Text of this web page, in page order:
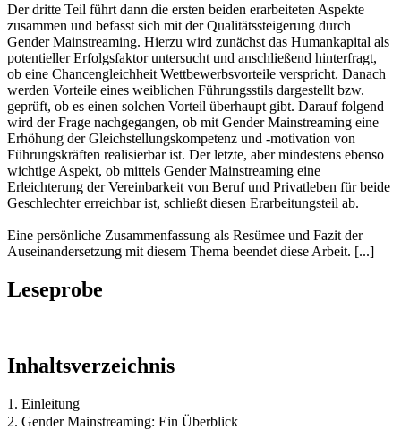
Der dritte Teil führt dann die ersten beiden erarbeiteten Aspekte
zusammen und befasst sich mit der Qualitätssteigerung durch
Gender Mainstreaming. Hierzu wird zunächst das Humankapital als
potentieller Erfolgsfaktor untersucht und anschließend hinterfragt,
ob eine Chancengleichheit Wettbewerbsvorteile verspricht. Danach
werden Vorteile eines weiblichen Führungsstils dargestellt bzw.
geprüft, ob es einen solchen Vorteil überhaupt gibt. Darauf folgend
wird der Frage nachgegangen, ob mit Gender Mainstreaming eine
Erhöhung der Gleichstellungskompetenz und -motivation von
Führungskräften realisierbar ist. Der letzte, aber mindestens ebenso
wichtige Aspekt, ob mittels Gender Mainstreaming eine
Erleichterung der Vereinbarkeit von Beruf und Privatleben für beide
Geschlechter erreichbar ist, schließt diesen Erarbeitungsteil ab.
Eine persönliche Zusammenfassung als Resümee und Fazit der
Auseinandersetzung mit diesem Thema beendet diese Arbeit. [...]
Leseprobe
Inhaltsverzeichnis
1. Einleitung
2. Gender Mainstreaming: Ein Überblick